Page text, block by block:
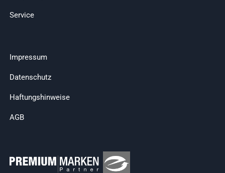
Service
Impressum
Datenschutz
Haftungshinweise
AGB